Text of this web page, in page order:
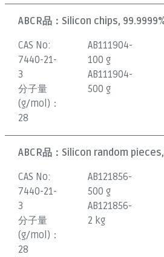
ABCR品： Silicon chips,
CAS No:
7440-21-
3
分子量
(g/mol)：
28
AB111904-
100 g
AB111904-
500 g
ABCR品： Silicon random
CAS No:
7440-21-
3
分子量
(g/mol)：
28
AB121856-
500 g
AB121856-
2 kg